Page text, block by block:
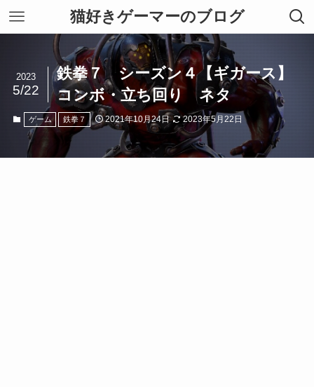
猫好きゲーマーのブログ
鉄拳７ シーズン４【ギガース】
コンボ・立ち回り ネタ
2023
5/22
ゲーム 鉄拳７ 2021年10月24日 2023年5月22日